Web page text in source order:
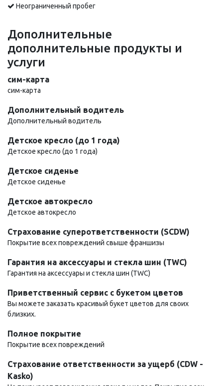
Неограниченный пробег
Дополнительные
дополнительные продукты и
услуги
сим-карта
сим-карта
Дополнительный водитель
Дополнительный водитель
Детское кресло (до 1 года)
Детское кресло (до 1 года)
Детское сиденье
Детское сиденье
Детское автокресло
Детское автокресло
Страхование суперответственности (SCDW)
Покрытие всех повреждений свыше франшизы
Гарантия на аксессуары и стекла шин (TWC)
Гарантия на аксессуары и стекла шин (TWC)
Приветственный сервис с букетом цветов
Вы можете заказать красивый букет цветов для своих
близких.
Полное покрытие
Покрытие всех повреждений
Страхование ответственности за ущерб (CDW -
Kasko)